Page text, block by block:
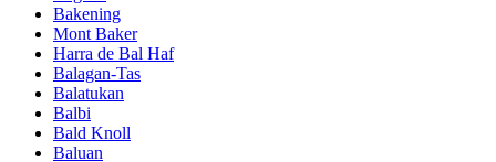
Bakening
Mont Baker
Harra de Bal Haf
Balagan-Tas
Balatukan
Balbi
Bald Knoll
Baluan